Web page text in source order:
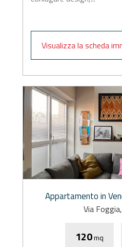
Visualizza la scheda
Appartamento in
Via
120mq